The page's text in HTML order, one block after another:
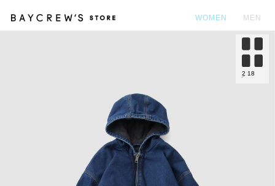
WOMEN MEN
2 18